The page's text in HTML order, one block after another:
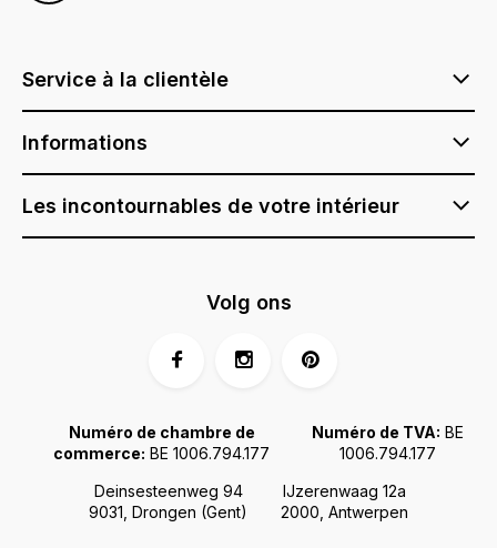
Service à la clientèle
Informations
Les incontournables de votre intérieur
Deinsesteenweg 94
9031, Drongen (Gent)
IJzerenwaag 12a
2000, Antwerpen
Numéro de chambre de
commerce: BE 1006.794.177
Numéro de TVA: BE
1006.794.177
Volg ons